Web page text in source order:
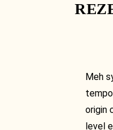
Meh
origin
level